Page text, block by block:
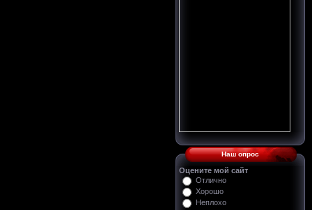
Наш опрос
Оцените мой сайт
Отлично
Хорошо
Неплохо